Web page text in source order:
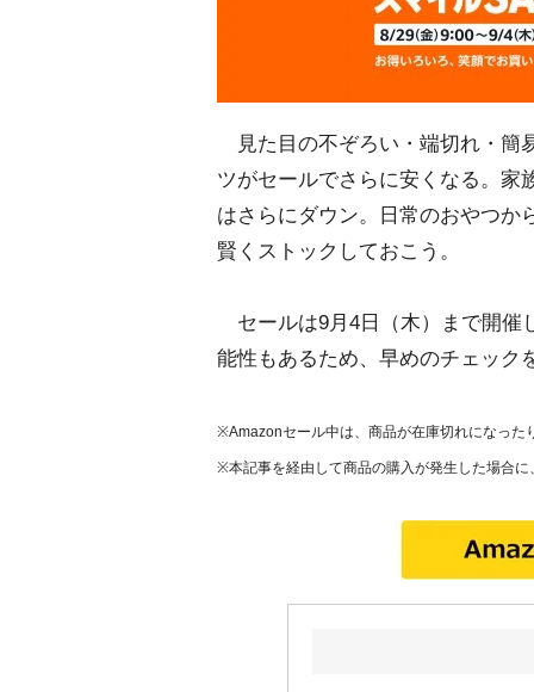
見た目の不ぞろい・端切れ・簡
ツがセールでさらに安くなる。家
はさらにダウン。日常のおやつか
賢くストックしておこう。
セールは9月4日（木）まで開催
能性もあるため、早めのチェック
※Amazonセール中は、商品が在庫切れになった
※本記事を経由して商品の購入が発生した場合